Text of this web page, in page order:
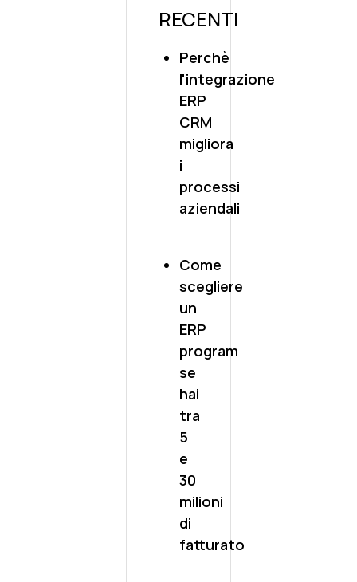
RECENTI
Perchè
l'integrazione
ERP
CRM
migliora
i
processi
aziendali
Come
scegliere
un
ERP
program
se
hai
tra
5
e
30
milioni
di
fatturato